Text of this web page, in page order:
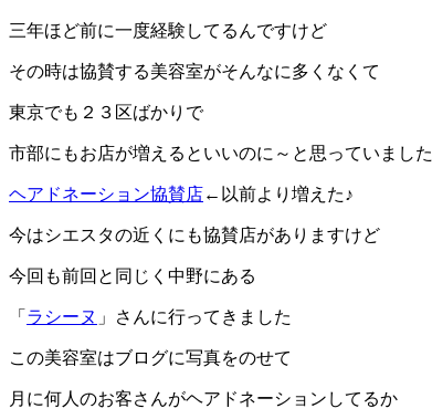
三年ほど前に一度経験してるんですけど
その時は協賛する美容室がそんなに多くなくて
東京でも２３区ばかりで
市部にもお店が増えるといいのに～と思っていました
ヘアドネーション協賛店←以前より増えた♪
今はシエスタの近くにも協賛店がありますけど
今回も前回と同じく中野にある
「 ラシーヌ 」さんに行ってきました
この美容室はブログに写真をのせて
月に何人のお客さんがヘアドネーションしてるか